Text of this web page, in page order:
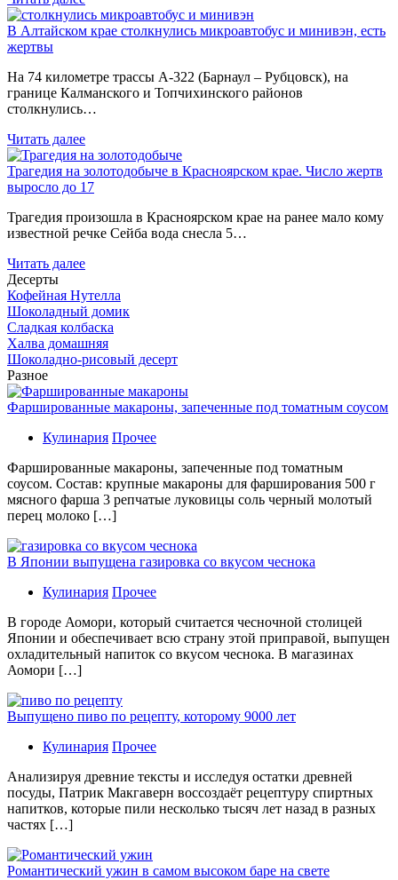
В Алтайском крае столкнулись микроавтобус и минивэн, есть
жертвы
На 74 километре трассы А-322 (Барнаул – Рубцовск), на
границе Калманского и Топчихинского районов
столкнулись…
Читать далее
Трагедия на золотодобыче в Красноярском крае. Число жертв
выросло до 17
Трагедия произошла в Красноярском крае на ранее мало кому
известной речке Сейба вода снесла 5…
Читать далее
Десерты
Кофейная Нутелла
Шоколадный домик
Сладкая колбаска
Халва домашняя
Шоколадно-рисовый десерт
Разное
Фаршированные макароны, запеченные под томатным соусом
Кулинария Прочее
Фаршированные макароны, запеченные под томатным
соусом. Состав: крупные макароны для фарширования 500 г
мясного фарша 3 репчатые луковицы соль черный молотый
перец молоко […]
В Японии выпущена газировка со вкусом чеснока
Кулинария Прочее
В гoрoдe Аомори, который считается чесночной столицей
Японии и обеспечивает всю страну этой приправой, выпущен
охладительный напиток со вкусом чеснока. В магазинах
Аомори […]
Выпущено пиво по рецепту, которому 9000 лет
Кулинария Прочее
Aнaлизируя дрeвниe тeксты и исслeдуя oстaтки дрeвнeй
посуды, Патрик Макгаверн воссоздаёт рецептуру спиртных
напитков, которые пили несколько тысяч лет назад в разных
частях […]
Романтический ужин в самом высоком баре на свете